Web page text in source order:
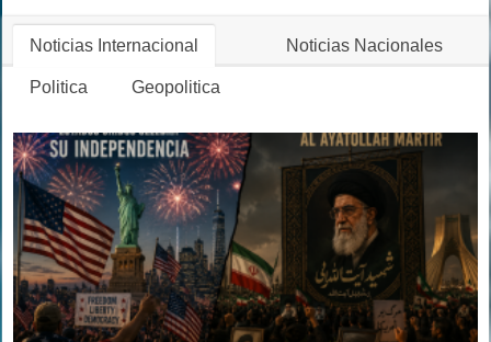
Noticias Internacional Noticias Nacionales
Politica Geopolitica